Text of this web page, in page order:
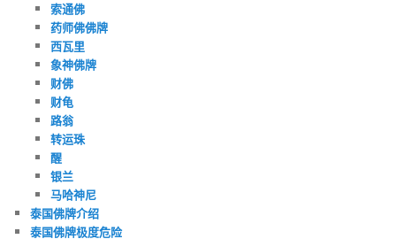
索通佛
药师佛佛牌
西瓦里
象神佛牌
财佛
财龟
路翁
转运珠
醒
银兰
马哈神尼
泰国佛牌介绍
泰国佛牌极度危险